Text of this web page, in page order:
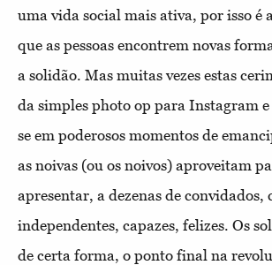
uma vida social mais ativa, por isso é
que as pessoas encontrem novas
a solidão. Mas muitas vezes estas
da simples photo op para Instagram
se em poderosos momentos de
as noivas (ou os noivos) aproveitam
apresentar, a dezenas de convidados,
independentes, capazes, felizes. Os
de certa forma, o ponto final na